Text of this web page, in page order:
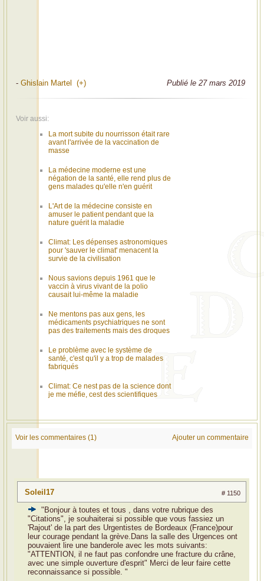
- Ghislain Martel (+) Publié le 27 mars 2019
Voir aussi:
La mort subite du nourrisson était rare
avant l'arrivée de la vaccination de
masse
La médecine moderne est une
négation de la santé, elle rend plus de
gens malades qu'elle n'en guérit
L'Art de la médecine consiste en
amuser le patient pendant que la
nature guérit la maladie
Climat: Les dépenses astronomiques
pour 'sauver le climat' menacent la
survie de la civilisation
Nous savions depuis 1961 que le
vaccin à virus vivant de la polio
causait lui-même la maladie
Ne mentons pas aux gens, les
médicaments psychiatriques ne sont
pas des traitements mais des droques
Le problème avec le système de
santé, c'est qu'il y a trop de malades
fabriqués
Climat: Ce nest pas de la science dont
je me méfie, cest des scientifiques
Voir les commentaires (1) Ajouter un commentaire
Soleil17 # 1150
"Bonjour à toutes et tous , dans votre rubrique des
"Citations", je souhaiterai si possible que vous fassiez un
'Rajout' de la part des Urgentistes de Bordeaux (France)pour
leur courage pendant la grève.Dans la salle des Urgences ont
pouvaient lire une banderole avec les mots suivants:
"ATTENTION, il ne faut pas confondre une fracture du crâne,
avec une simple ouverture d'esprit" Merci de leur faire cette
reconnaissance si possible. "